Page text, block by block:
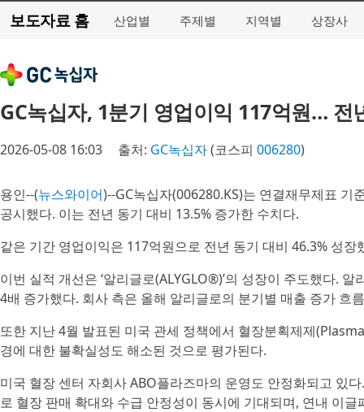
보도자료 홈 산업별 주제별 지역별 상장사
GC녹십자, 1분기 영업이익 117억원… 전
2026-05-08 16:03 출처: GC녹십자(코스피 006280)
용인--(뉴스와이어)--GC녹십자(006280.KS)는 연결재무제표
공시했다. 이는 전년 동기 대비 13.5% 증가한 수치다.
같은 기간 영업이익은 117억원으로 전년 동기 대비 46.3% 성
이번 실적 개선은 ‘알리글로(ALYGLO®)’의 성장이 주도했다.
4배 증가했다. 회사 측은 올해 알리글로의 분기별 매출 증가 흐
또한 지난 4월 발표된 미국 관세 정책에서 혈장분획제제
경에 대한 불확실성도 해소된 것으로 평가된다.
미국 혈장 센터 자회사 ABO플라즈마의 운영도 안정화되고 있
로 혈장 판매 확대와 수급 안정성이 동시에 기대되며, 연내 이